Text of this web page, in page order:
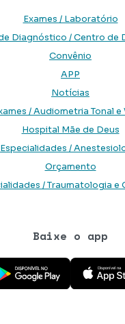
Exames / Laboratório
Diagnóstico / Centro de
Convênio
APP
Notícias
/ Audiometria Tonal e
Hospital Mãe de Deus
Especialidades /
Orçamento
/ Traumatologia e
Baixe o app
o aplicativo na Google
Baixe o